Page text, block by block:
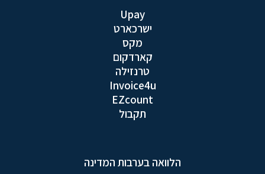
Upay
ישרכארט
מקס
קארדקום
טרנזילה
Invoice4u
EZcount
תקבול
הלוואה בערבות המדינה